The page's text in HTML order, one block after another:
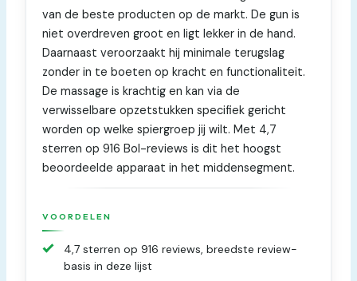
van de beste producten op de markt. De gun is
niet overdreven groot en ligt lekker in de hand.
Daarnaast veroorzaakt hij minimale terugslag
zonder in te boeten op kracht en functionaliteit.
De massage is krachtig en kan via de
verwisselbare opzetstukken specifiek gericht
worden op welke spiergroep jij wilt. Met 4,7
sterren op 916 Bol-reviews is dit het hoogst
beoordeelde apparaat in het middensegment.
VOORDELEN
4,7 sterren op 916 reviews, breedste review-
basis in deze lijst